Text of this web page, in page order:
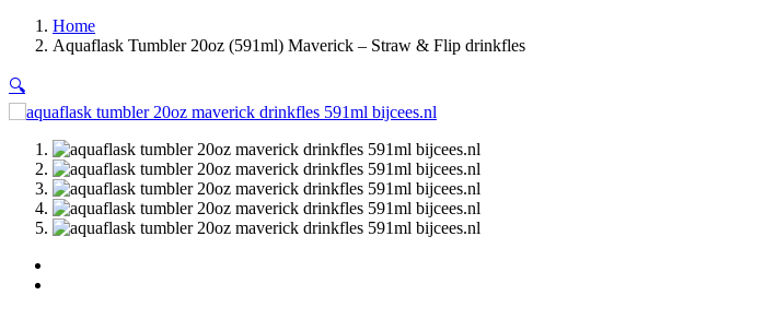
Home
Aquaflask Tumbler 20oz (591ml) Maverick – Straw & Flip drinkfles
🔍